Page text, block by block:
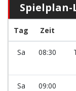
Spielplan-
Tag Zeit
Sa 08:30
Sa 09:00